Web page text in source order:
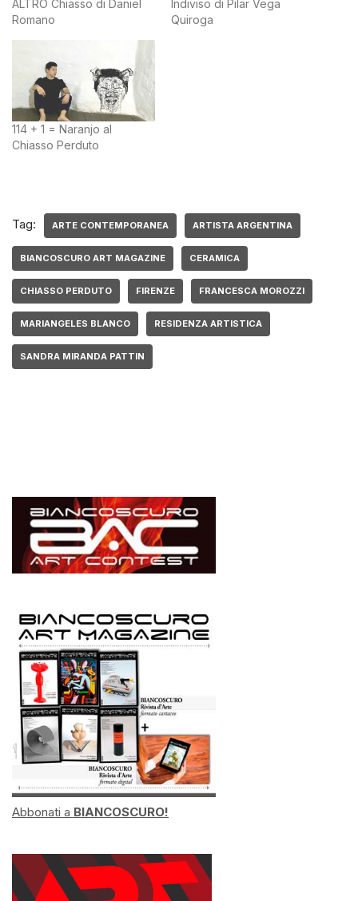
ALTRO Chiasso di Daniel
Romano
Indiviso di Pilar Vega
Quiroga
114 + 1 = Naranjo al
Chiasso Perduto
Tag: ARTE CONTEMPORANEA ARTISTA ARGENTINA
BIANCOSCURO ART MAGAZINE CERAMICA
CHIASSO PERDUTO FIRENZE FRANCESCA MOROZZI
MARIANGELES BLANCO RESIDENZA ARTISTICA
SANDRA MIRANDA PATTIN
Abbonati a BIANCOSCURO!